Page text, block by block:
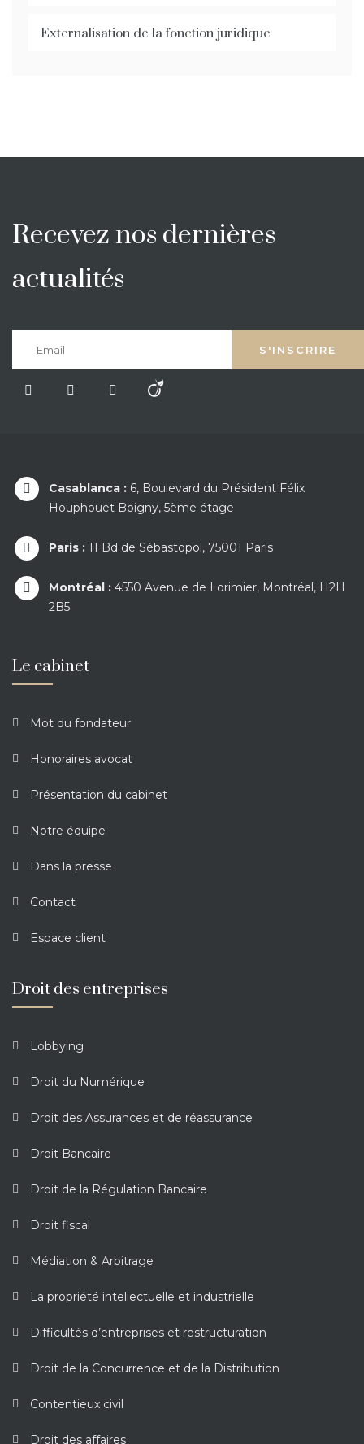
Externalisation de la fonction juridique
Recevez nos dernières
actualités
Casablanca : 6, Boulevard du Président Félix
Houphouet Boigny, 5ème étage
Paris : 11 Bd de Sébastopol, 75001 Paris
Montréal : 4550 Avenue de Lorimier, Montréal, H2H
2B5
Le cabinet
Mot du fondateur
Honoraires avocat
Présentation du cabinet
Notre équipe
Dans la presse
Contact
Espace client
Droit des entreprises
Lobbying
Droit du Numérique
Droit des Assurances et de réassurance
Droit Bancaire
Droit de la Régulation Bancaire
Droit fiscal
Médiation & Arbitrage
La propriété intellectuelle et industrielle
Difficultés d’entreprises et restructuration
Droit de la Concurrence et de la Distribution
Contentieux civil
Droit des affaires